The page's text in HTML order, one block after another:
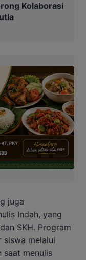
Kolaborasi
juga
Indah, yang
SKH. Program
siswa melalui
saat menulis